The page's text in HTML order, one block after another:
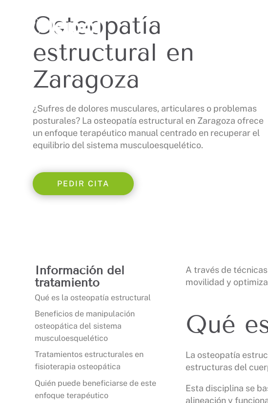
Osteopatía
estructural en
Zaragoza
​¿Sufres de dolores musculares, articulares o problemas
posturales? La osteopatía estructural en Zaragoza ofrece
un enfoque terapéutico manual centrado en recuperar el
equilibrio del sistema musculoesquelético.
PEDIR CITA
Información del
tratamiento
Qué es la osteopatía estructural
Beneficios de manipulación
osteopática del sistema
musculoesquelético
Tratamientos estructurales en
fisioterapia osteopática
Quién puede beneficiarse de este
enfoque terapéutico
A través de
movilidad y
Qué
La osteopatía
estructuras del
Esta disciplina se
alineación y